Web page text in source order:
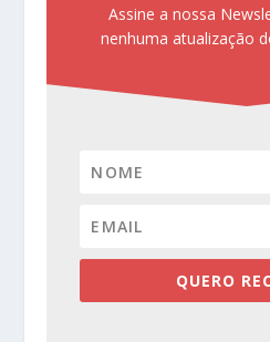
Assine a nossa
nenhuma atualização
QUERO